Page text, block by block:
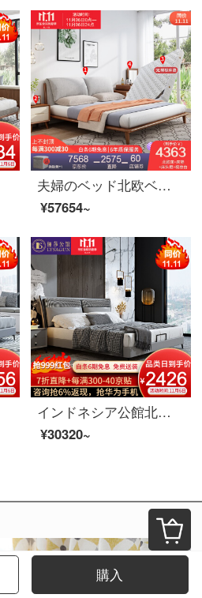
夫婦のベッド北欧ベッドのダブルベッド1.8メートルのシンプルなベッドルームで、布芸ベッドの逸品家具ベッド+マットレス+マットレス1つ+008化粧台のベンチセット1800*2000
¥57654~
インドネシア公館北欧の軽奢な実木の皮のベッドの近代的な簡約主な寝室の布芸のダブルベッドの逸品の家具の1.8 m真皮の寝床の階の本当の牛皮（半皮）+落葉松の内で支えます+進級版は骨格を並べます
¥30320~
購入